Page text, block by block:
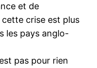
et de
cette crise est plus
les pays anglo-
pas pour rien